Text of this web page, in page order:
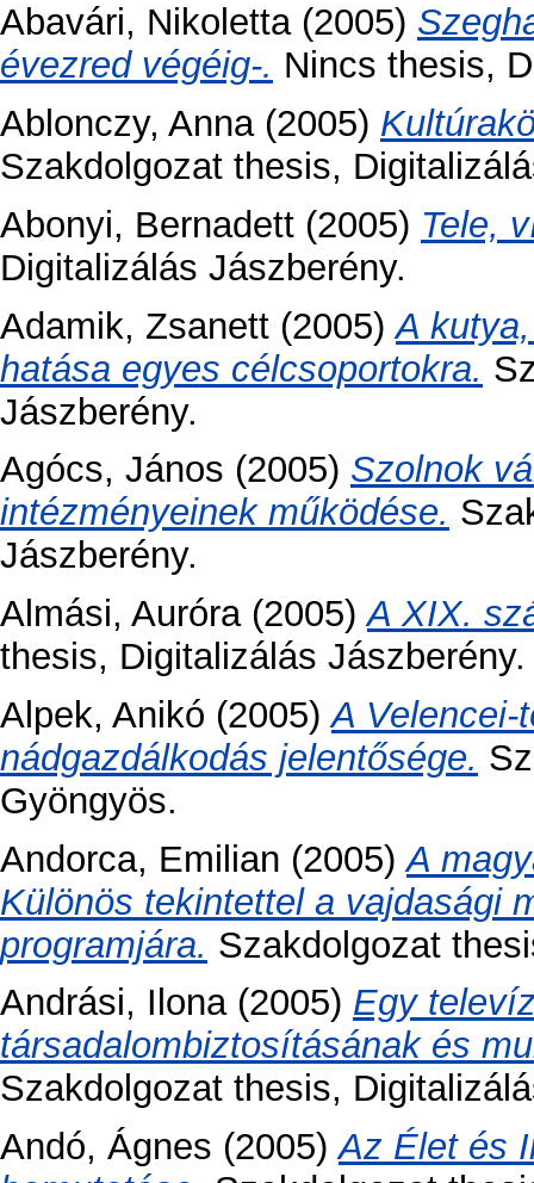
Abavári, Nikoletta(2005)
évezred végéig-. Nincs thesis,
Ablonczy, Anna(2005)
Szakdolgozat thesis,
Abonyi, Bernadett (2005) Tele,
Digitalizálás Jászberény.
Adamik, Zsanett (2005)A
hatása egyes célcsoportokra.
Jászberény.
Agócs, János (2005) Szolnok
intézményeinek működése.
Jászberény.
Almási, Auróra(2005)A XIX.
thesis, Digitalizálás Jászberény.
Alpek, Anikó (2005)A Velencei-
nádgazdálkodás jelentősége.
Gyöngyös.
Andorca, Emilian (2005)A
Különös tekintettel a vajdasági
programjára. Szakdolgozat
Andrási, Ilona(2005) Egy
társadalombiztosításának és
Szakdolgozat thesis,
Andó, Ágnes (2005)Az Élet és